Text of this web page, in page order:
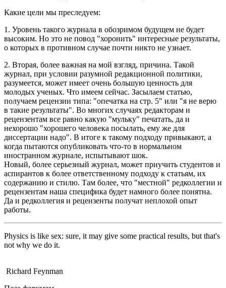
Какие цели мы преследуем:
1. Уровень такого журнала в обозримом будущем не будет
высоким. Но это не повод "хоронить" интересные результаты,
о которых в противном случае почти никто не узнает.
2. Вторая, более важная на мой взгляд, причина. Такой
журнал, при условии разумной редакционной политики,
разумеется, может имеет очень большую ценность для
молодых ученых. Что имеем сейчас. Засылаем статью,
получаем рецензии типа: "опечатка на стр. 5" или "я не верю
в такие результаты". Во многих случаях редакторам и
рецензентам все равно какую "мульку" печатать, да и
нехорошо "хорошего человека посылать, ему же для
диссертации надо". В итоге к такому подходу привыкают, а
когда пытаются опубликовать что-то в нормальном
иностранном журнале, испытывают шок.
Новый, более серьезный журнал, может приучить студентов и
аспирантов к более ответственному подходу к статьям, их
содержанию и стилю. Там более, что "местной" редколлегии и
рецензентам наша специфика будет намного более понятна.
Да и редколлегия и рецензенты получат неплохой опыт
работы.
Physics is like sex: sure, it may give some practical results, but that's
not why we do it.
Richard Feynman